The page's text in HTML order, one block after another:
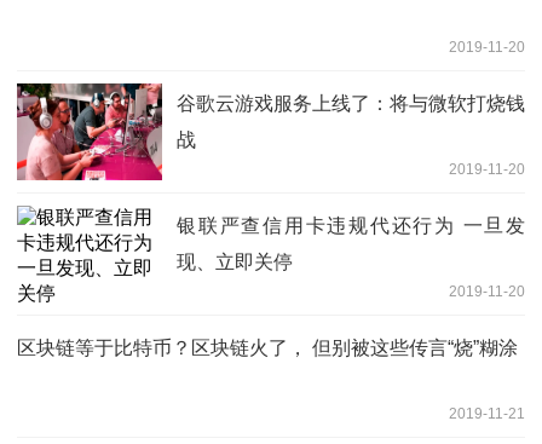
2019-11-20
谷歌云游戏服务上线了：将与微软打烧钱
战
2019-11-20
银联严查信用卡违规代还行为 一旦发
现、立即关停
2019-11-20
区块链等于比特币？区块链火了， 但别被这些传言“烧”糊涂
2019-11-21